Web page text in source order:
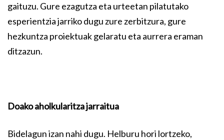
gaituzu. Gure ezagutza eta urteetan pilatutako
esperientzia jarriko dugu zure zerbitzura, gure
hezkuntza proiektuak gelaratu eta aurrera eraman
ditzazun.
Doako aholkularitza jarraitua
Bidelagun izan nahi dugu. Helburu hori lortzeko,